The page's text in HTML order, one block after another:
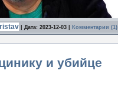
| Дата: 2023-12-03 Комментарии (1)
и убийце